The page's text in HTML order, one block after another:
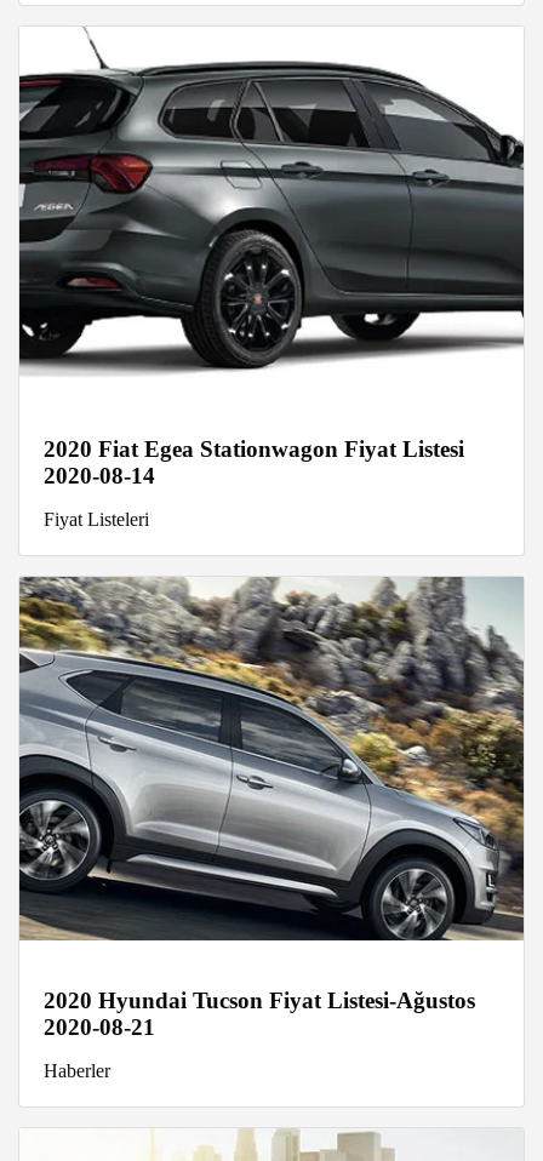
2020 Fiat Egea Stationwagon Fiyat Listesi
2020-08-14
Fiyat Listeleri
2020 Hyundai Tucson Fiyat Listesi-Ağustos
2020-08-21
Haberler